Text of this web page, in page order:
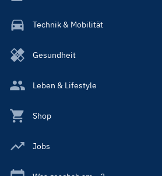
Technik & Mobilität
Gesundheit
Leben & Lifestyle
Shop
Jobs